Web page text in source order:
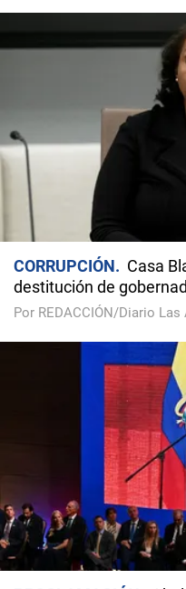
CORRUPCIÓN
Casa
destitución de
Por REDACCIÓN/Diario